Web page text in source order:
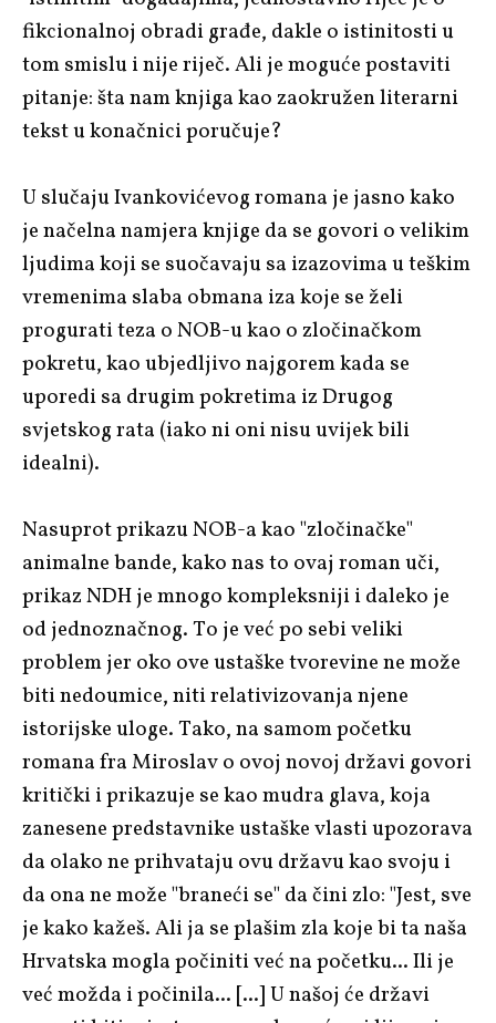
fikcionalnoj obradi građe, dakle o istinitosti u
tom smislu i nije riječ. Ali je moguće postaviti
pitanje: šta nam knjiga kao zaokružen literarni
tekst u konačnici poručuje?
U slučaju Ivankovićevog romana je jasno kako
je načelna namjera knjige da se govori o velikim
ljudima koji se suočavaju sa izazovima u teškim
vremenima slaba obmana iza koje se želi
progurati teza o NOB-u kao o zločinačkom
pokretu, kao ubjedljivo najgorem kada se
uporedi sa drugim pokretima iz Drugog
svjetskog rata (iako ni oni nisu uvijek bili
idealni).
Nasuprot prikazu NOB-a kao "zločinačke"
animalne bande, kako nas to ovaj roman uči,
prikaz NDH je mnogo kompleksniji i daleko je
od jednoznačnog. To je već po sebi veliki
problem jer oko ove ustaške tvorevine ne može
biti nedoumice, niti relativizovanja njene
istorijske uloge. Tako, na samom početku
romana fra Miroslav o ovoj novoj državi govori
kritički i prikazuje se kao mudra glava, koja
zanesene predstavnike ustaške vlasti upozorava
da olako ne prihvataju ovu državu kao svoju i
da ona ne može "braneći se" da čini zlo: "Jest, sve
je kako kažeš. Ali ja se plašim zla koje bi ta naša
Hrvatska mogla počiniti već na početku... Ili je
već možda i počinila... [...] U našoj će državi